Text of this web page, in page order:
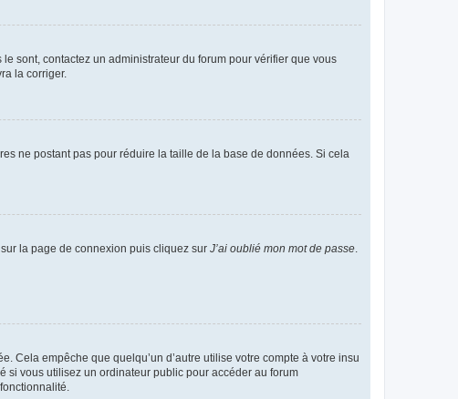
sont, contactez un administrateur du forum pour vérifier que vous
la corriger.
ne postant pas pour réduire la taille de la base de données. Si cela
la page de connexion puis cliquez sur J’ai oublié mon mot de passe
Cela empêche que quelqu’un d’autre utilise votre compte à votre insu
si vous utilisez un ordinateur public pour accéder au forum